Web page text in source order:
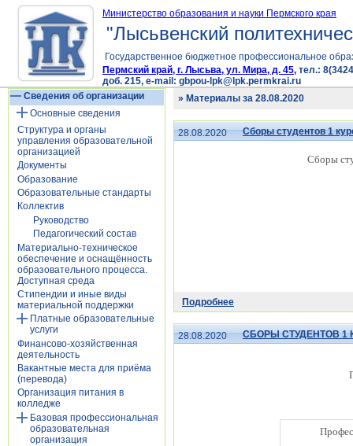
Министерство образования и науки Пермского края
"Лысьвенский
Государственное бюджетное профессиональное
Пермский край, г. Лысьва, ул. Мира, д. 45, тел.:
доб. 215, e-mail: gbpou-lpk@lpk.permkrai.ru
Сведения об организации
Основные сведения
Структура и органы
управления образовательной
организацией
Документы
Образование
Образовательные стандарты
Коллектив
Руководство
Педагогический состав
Материально-техническое
обеспечение и оснащённость
образовательного процесса.
Доступная среда
Стипендии и иные виды
материальной поддержки
Платные образовательные
услуги
Финансово-хозяйственная
деятельность
Вакантные места для приёма
(перевода)
Организация питания в
колледже
Базовая профессиональная
образовательная
организация
» Материалы за 28.08.2020
28.08.2020 Сборы студентов 1
Сборы
Подробнее
28.08.2020 СБОРЫ СТУДЕНТОВ 1